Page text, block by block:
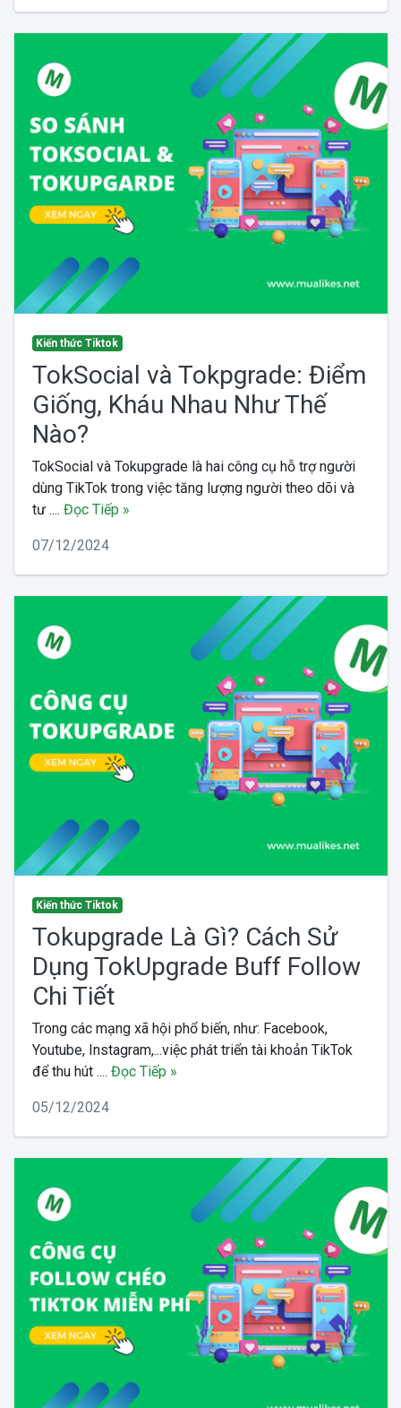
Kiến thức Tiktok
TokSocial và Tokpgrade: Điểm
Giống, Kháu Nhau Như Thế
Nào?
TokSocial và Tokupgrade là hai công cụ hỗ trợ người
dùng TikTok trong việc tăng lượng người theo dõi và
tư .... Đọc Tiếp »
07/12/2024
Kiến thức Tiktok
Tokupgrade Là Gì? Cách Sử
Dụng TokUpgrade Buff Follow
Chi Tiết
Trong các mạng xã hội phổ biến, như: Facebook,
Youtube, Instagram,...việc phát triển tài khoản TikTok
để thu hút .... Đọc Tiếp »
05/12/2024